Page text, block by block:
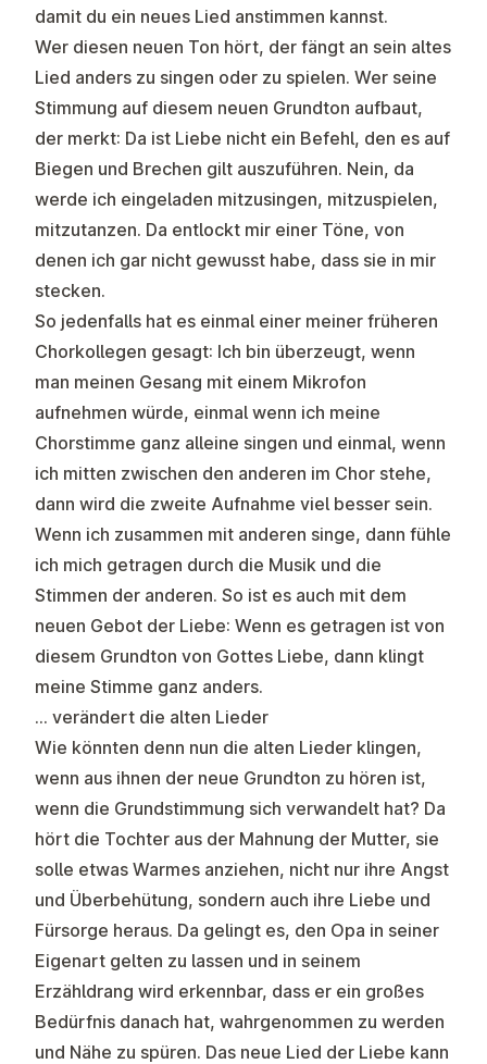
damit du ein neues Lied anstimmen kannst.
Wer diesen neuen Ton hört, der fängt an sein altes
Lied anders zu singen oder zu spielen. Wer seine
Stimmung auf diesem neuen Grundton aufbaut,
der merkt: Da ist Liebe nicht ein Befehl, den es auf
Biegen und Brechen gilt auszuführen. Nein, da
werde ich eingeladen mitzusingen, mitzuspielen,
mitzutanzen. Da entlockt mir einer Töne, von
denen ich gar nicht gewusst habe, dass sie in mir
stecken.
So jedenfalls hat es einmal einer meiner früheren
Chorkollegen gesagt: Ich bin überzeugt, wenn
man meinen Gesang mit einem Mikrofon
aufnehmen würde, einmal wenn ich meine
Chorstimme ganz alleine singen und einmal, wenn
ich mitten zwischen den anderen im Chor stehe,
dann wird die zweite Aufnahme viel besser sein.
Wenn ich zusammen mit anderen singe, dann fühle
ich mich getragen durch die Musik und die
Stimmen der anderen. So ist es auch mit dem
neuen Gebot der Liebe: Wenn es getragen ist von
diesem Grundton von Gottes Liebe, dann klingt
meine Stimme ganz anders.
… verändert die alten Lieder
Wie könnten denn nun die alten Lieder klingen,
wenn aus ihnen der neue Grundton zu hören ist,
wenn die Grundstimmung sich verwandelt hat? Da
hört die Tochter aus der Mahnung der Mutter, sie
solle etwas Warmes anziehen, nicht nur ihre Angst
und Überbehütung, sondern auch ihre Liebe und
Fürsorge heraus. Da gelingt es, den Opa in seiner
Eigenart gelten zu lassen und in seinem
Erzähldrang wird erkennbar, dass er ein großes
Bedürfnis danach hat, wahrgenommen zu werden
und Nähe zu spüren. Das neue Lied der Liebe kann